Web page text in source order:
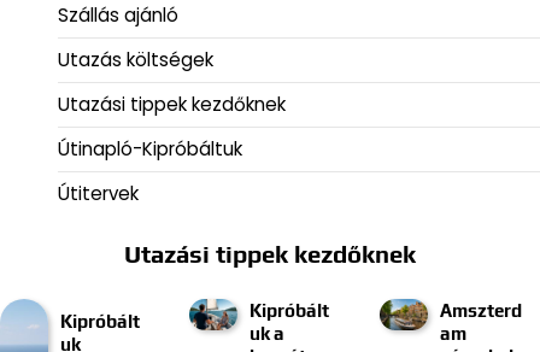
Szállás ajánló
Utazás költségek
Utazási tippek kezdőknek
Útinapló-Kipróbáltuk
Útitervek
Utazási tippek kezdőknek
Kipróbált
uk
Kipróbált
uk a
Amszterd
am